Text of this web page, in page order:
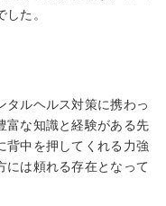
た。
タルヘルス対策に携わっ
富な知識と経験がある先
背中を押してくれる力強
には頼れる存在となって